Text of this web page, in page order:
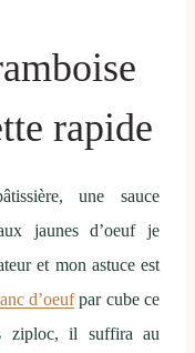
rapide
une sauce
jaunes d’oeuf je
et mon astuce est
d’oeufpar cube ce
ziploc, il suffira au